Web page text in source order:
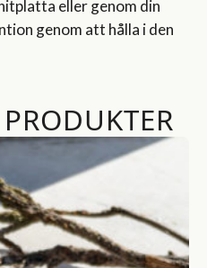
eller genom din
genom att hålla i den